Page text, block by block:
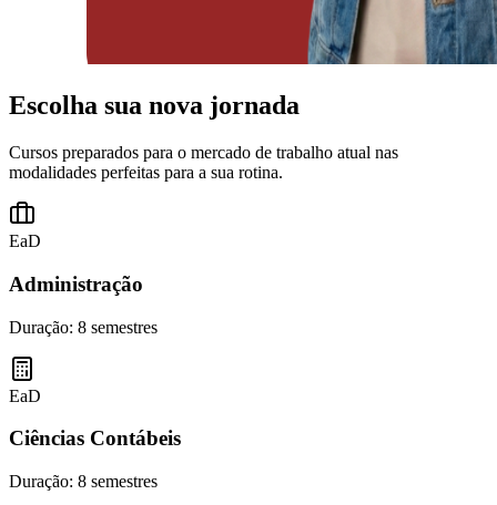
Escolha sua nova jornada
Cursos preparados para o mercado de trabalho atual nas
modalidades perfeitas para a sua rotina.
EaD
Administração
Duração: 8 semestres
EaD
Ciências Contábeis
Duração: 8 semestres